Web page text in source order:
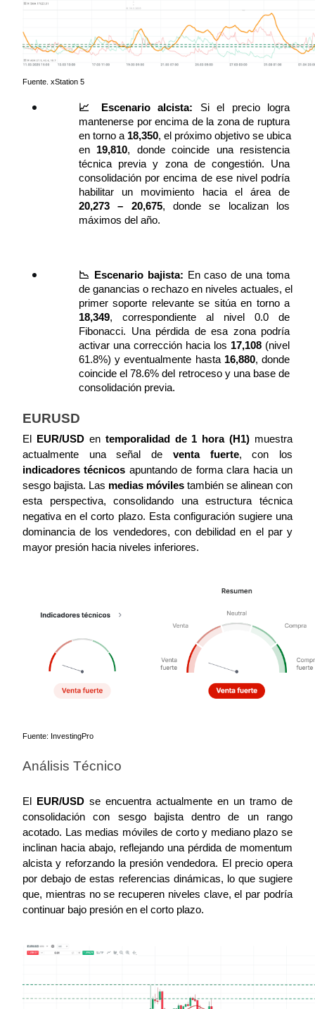
Fuente. xStation 5
📈 Escenario alcista: Si el precio logra
mantenerse por encima de la zona de ruptura
en torno a 18,350, el próximo objetivo se ubica
en 19,810, donde coincide una resistencia
técnica previa y zona de congestión. Una
consolidación por encima de ese nivel podría
20,273 – 20,675, donde se localizan los
máximos del año.
📉 Escenario bajista: En caso de una toma
de ganancias o rechazo en niveles actuales, el
18,349, correspondiente al nivel 0.0 de
Fibonacci. Una pérdida de esa zona podría
activar una corrección hacia los 17,108 (nivel
61.8%) y eventualmente hasta 16,880, donde
coincide el 78.6% del retroceso y una base de
consolidación previa.
EURUSD
El EUR/USD en temporalidad de 1 hora (H1) muestra
actualmente una señal de venta fuerte
indicadores técnicos apuntando de forma clara hacia un
sesgo bajista. Las medias móviles también se alinean con
esta perspectiva, consolidando una estructura técnica
negativa en el corto plazo. Esta configuración sugiere una
dominancia de los vendedores, con debilidad en el par y
mayor presión hacia niveles inferiores.
Fuente: InvestingPro
Análisis Técnico
El EUR/USD se encuentra actualmente en un tramo de
consolidación con sesgo bajista dentro de un rango
acotado. Las medias móviles de corto y mediano plazo se
inclinan hacia abajo, reflejando una pérdida de momentum
alcista y reforzando la presión vendedora. El precio opera
por debajo de estas referencias dinámicas, lo que sugiere
que, mientras no se recuperen niveles clave, el par podría
continuar bajo presión en el corto plazo.